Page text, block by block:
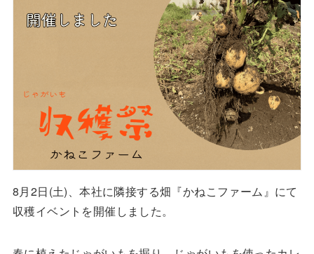
8月2日(土)、本社に隣接する畑『かねこファーム』にて
収穫イベントを開催しました。